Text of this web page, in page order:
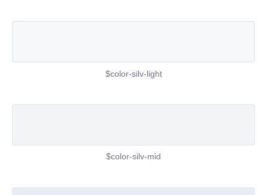
$color-silv-light
$color-silv-mid